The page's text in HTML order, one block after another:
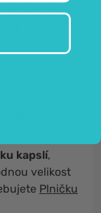
a
kapslí,
velikost
Plničku